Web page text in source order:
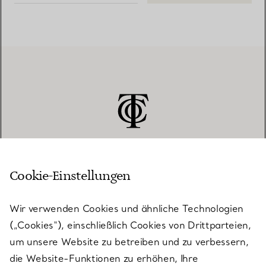
KUNDENSERVICE
SERVICES
Cookie-Einstellungen
Wir verwenden Cookies und ähnliche Technologien
(„Cookies“), einschließlich Cookies von Drittparteien,
um unsere Website zu betreiben und zu verbessern,
die Website-Funktionen zu erhöhen, Ihre